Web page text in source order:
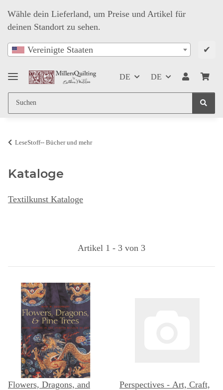
Wähle dein Lieferland, um Preise und Artikel für
deinen Standort zu sehen.
Vereinigte Staaten ✔
DE DE
LeseStoff-- Bücher und mehr
Kataloge
Textilkunst Kataloge
Artikel 1 - 3 von 3
Flowers, Dragons, and
Perspectives - Art, Craft,